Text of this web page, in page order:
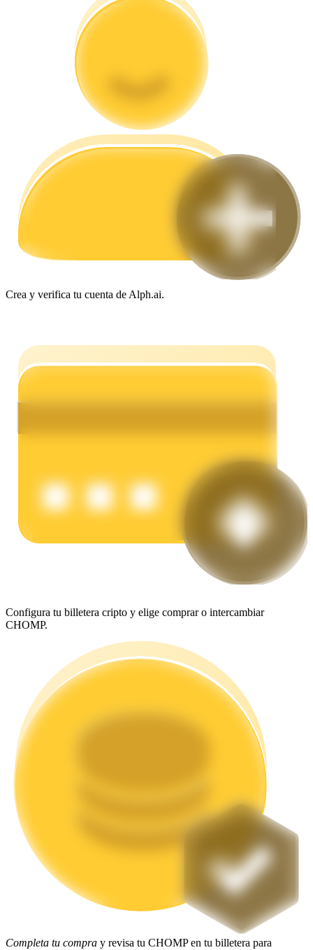
Guía de inicio de futuros
Aprenda cómo mantenerse rentable
Earn
Power Piggy
Gana recompensas competitivas diariamente
Staking
Alta rentabilidad y acceso instantáneo
Launchpool
Participación flexible para ganar tokens populares
Crea y verifica tu cuenta de Alph.ai.
Configura tu billetera cripto y elige comprar o intercambiar
CHOMP.
Completa tu compra y revisa tu CHOMP en tu billetera para